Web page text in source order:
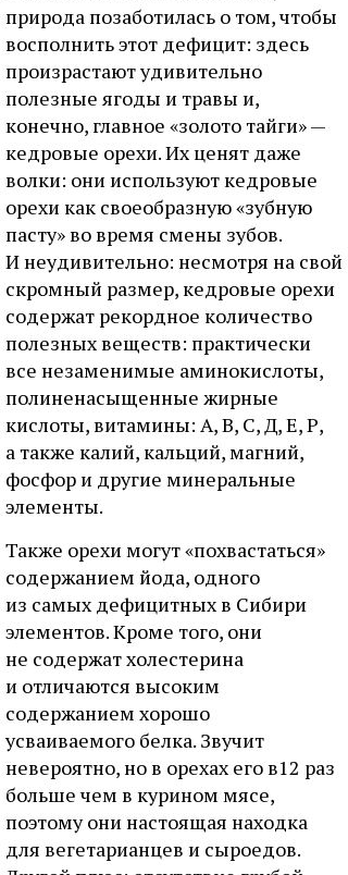
природа позаботилась о том, чтобы
восполнить этот дефицит: здесь
произрастают удивительно
полезные ягоды и травы и,
конечно, главное «золото тайги» —
кедровые орехи. Их ценят даже
волки: они используют кедровые
орехи как своеобразную «зубную
пасту» во время смены зубов.
И неудивительно: несмотря на свой
скромный размер, кедровые орехи
содержат рекордное количество
полезных веществ: практически
все незаменимые аминокислоты,
полиненасыщенные жирные
кислоты, витамины: А, В, С, Д, Е, Р,
а также калий, кальций, магний,
фосфор и другие минеральные
элементы.
Также орехи могут «похвастаться»
содержанием йода, одного
из самых дефицитных в Сибири
элементов. Кроме того, они
не содержат холестерина
и отличаются высоким
содержанием хорошо
усваиваемого белка. Звучит
невероятно, но в орехах его в12 раз
больше чем в курином мясе,
поэтому они настоящая находка
для вегетарианцев и сыроедов.